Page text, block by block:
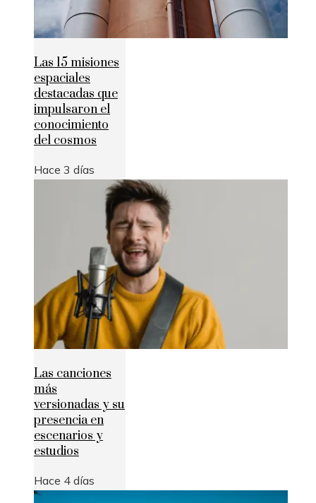
Las 15 misiones
espaciales
destacadas que
impulsaron el
conocimiento
del cosmos
Hace 3 días
Las canciones
más
versionadas y su
presencia en
escenarios y
estudios
Hace 4 días